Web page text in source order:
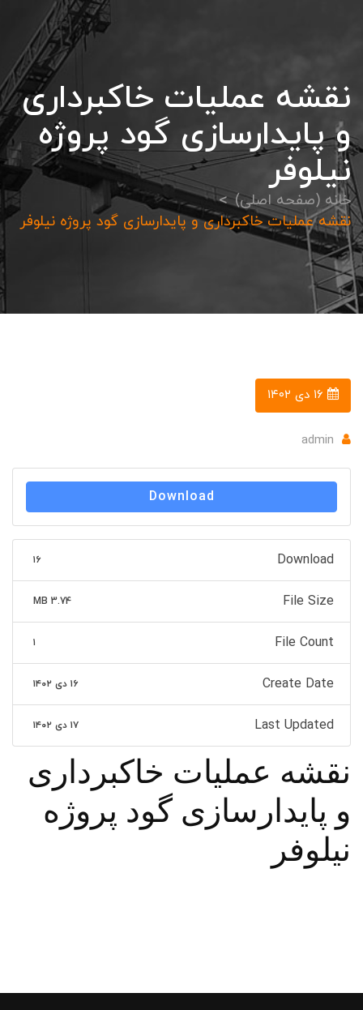
نقشه عمليات خاكبرداری
و پايدارسازی گود پروژه
نيلوفر
خانه (صفحه اصلی)
نقشه عمليات خاكبرداری و پايدارسازی گود پروژه نيلوفر
admin
Download
Download ۱۶
File Size
3.74 MB
File Count ۱
Create Date ۱۶ دی ۱۴۰۲
Last Updated ۱۷ دی ۱۴۰۲
نقشه عمليات خاكبرداری
و پايدارسازی گود پروژه
نيلوفر